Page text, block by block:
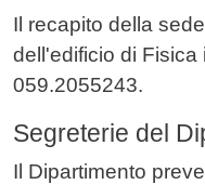
Il recapito della
dell'edificio di
059.2055243.
Segreterie del
Il Dipartimento